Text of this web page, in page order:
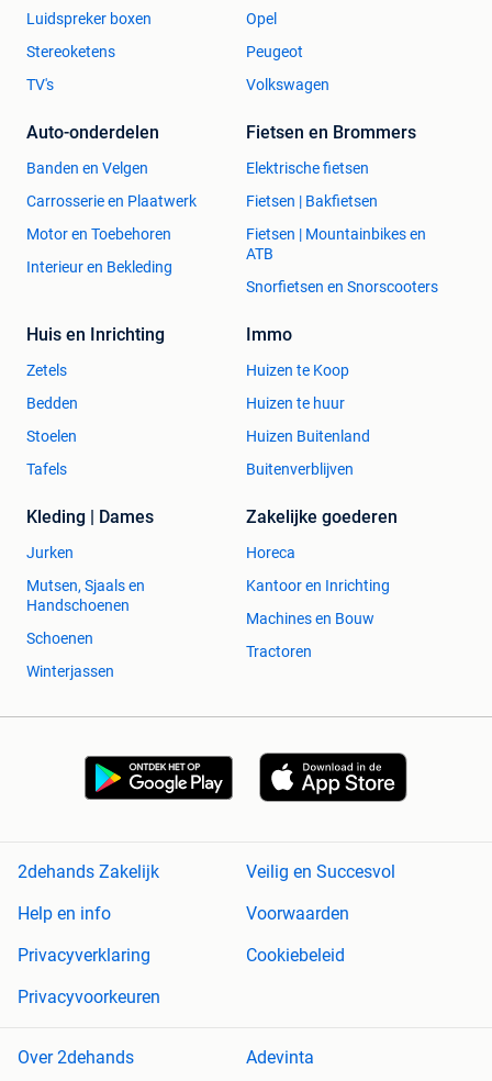
Luidspreker boxen
Stereoketens
TV's
Opel
Peugeot
Volkswagen
Auto-onderdelen
Banden en Velgen
Carrosserie en Plaatwerk
Motor en Toebehoren
Interieur en Bekleding
Fietsen en Brommers
Elektrische fietsen
Fietsen | Bakfietsen
Fietsen | Mountainbikes en
ATB
Snorfietsen en Snorscooters
Huis en Inrichting
Zetels
Bedden
Stoelen
Tafels
Immo
Huizen te Koop
Huizen te huur
Huizen Buitenland
Buitenverblijven
Kleding | Dames
Jurken
Mutsen, Sjaals en
Handschoenen
Schoenen
Winterjassen
Zakelijke goederen
Horeca
Kantoor en Inrichting
Machines en Bouw
Tractoren
2dehands Zakelijk
Veilig en Succesvol
Help en info
Voorwaarden
Privacyverklaring
Cookiebeleid
Privacyvoorkeuren
Over 2dehands Adevinta